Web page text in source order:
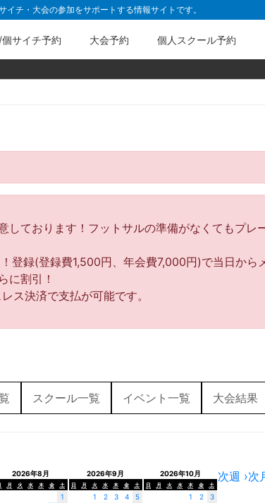
チ・大会の参加をサポートする情報サイトです。
サイチ予約 大会予約 個人スクール予約
しております！フットサルの準備がなくてもプレ
登録(登録費1,500円、年会費7,000円)で当日か
に割引！
ス決済で支払が可能です。
スクール一覧 イベント一覧 大会結果
2026年8月
月 火 水 木 金 土
1
2026年9月
日 月 火 水 木 金 土
1 2 3 4
5
2026年10月
日 月 火 水 木 金 土
1 2
3
次
次週 ›